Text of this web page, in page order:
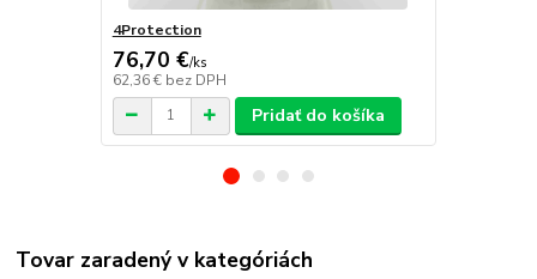
4Protection
76,70 €/ks
62,36 € bez DPH
Pridať do košíka
Tovar zaradený v kategóriách